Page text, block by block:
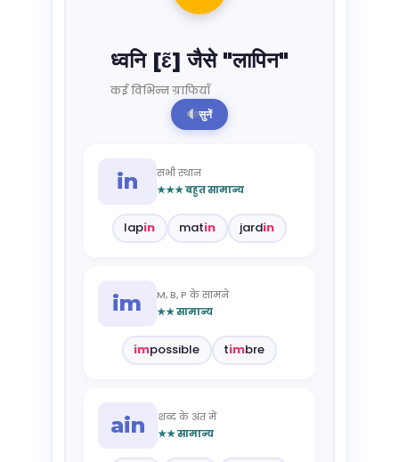
ध्वनि [ɛ̃] जैसे "लापिन"
कई विभिन्न ग्राफियाँ
सुनें
in
सभी स्थान
★★★ बहुत सामान्य
lapin matin jardin
im
M, B, P के सामने
★★ सामान्य
impossible timbre
ain
शब्द के अंत में
★★ सामान्य